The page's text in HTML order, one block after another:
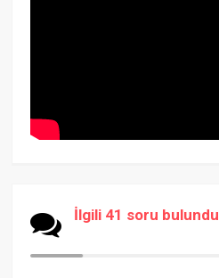
İlgili 41 soru bulundu